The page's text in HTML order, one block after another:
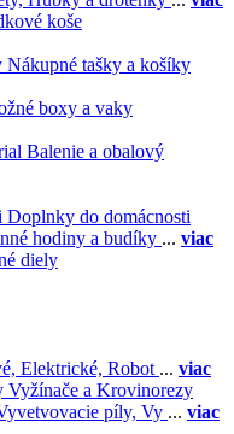
koše
Nákupné tašky a košíky
boxy a vaky
Balenie a obalový
Doplnky do domácnosti
hodiny a budíky ... viac
diely
Elektrické, Robot ... viac
Vyžínače a Krovinorezy
píly, Vy ... viac